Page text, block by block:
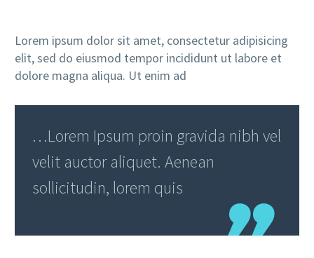
Lorem ipsum dolor sit amet, consectetur adipisicing
elit, sed do eiusmod tempor incididunt ut labore et
dolore magna aliqua. Ut enim ad
…Lorem Ipsum proin gravida nibh vel
velit auctor aliquet. Aenean
sollicitudin, lorem quis